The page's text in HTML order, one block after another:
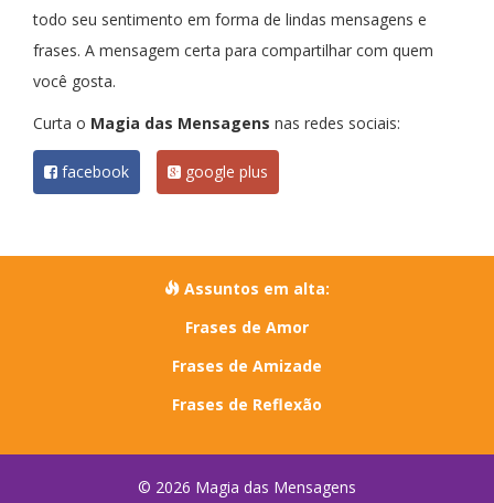
todo seu sentimento em forma de lindas mensagens e
frases. A mensagem certa para compartilhar com quem
você gosta.
Curta o Magia das Mensagens nas redes sociais:
facebook google plus
Assuntos em alta:
Frases de Amor
Frases de Amizade
Frases de Reflexão
© 2026 Magia das Mensagens